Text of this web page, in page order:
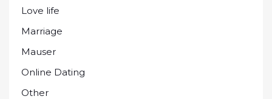
Love life
Marriage
Mauser
Online Dating
Other